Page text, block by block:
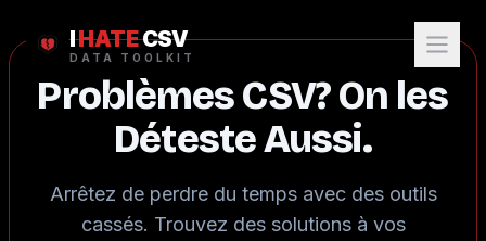
IHATECSV
DATA TOOLKIT
Problèmes CSV? On les
Déteste Aussi.
Arrêtez de perdre du temps avec des outils
cassés. Trouvez des solutions à vos